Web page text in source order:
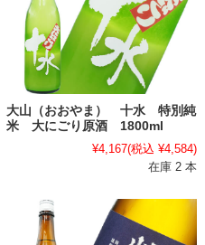
大山（おおやま） 十水 特別純
米 大にごり原酒 1800ml
¥4,167(税込 ¥4,584)
在庫 2 本